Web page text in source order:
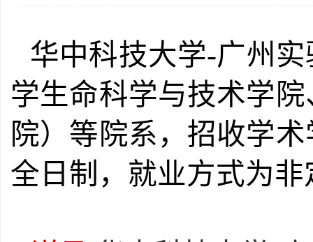
华中科技大学-广州实
学生命科学与技术学
院）等院系，招收学
全日制，就业方式为